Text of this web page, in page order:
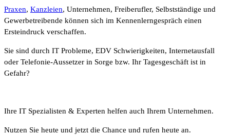
Praxen, Kanzleien, Unternehmen, Freiberufler, Selbstständige und
Gewerbetreibende können sich im Kennenlerngespräch einen
Ersteindruck verschaffen.
Sie sind durch IT Probleme, EDV Schwierigkeiten, Internetausfall
oder Telefonie-Aussetzer in Sorge bzw. Ihr Tagesgeschäft ist in
Gefahr?
Ihre IT Spezialisten & Experten helfen auch Ihrem Unternehmen.
Nutzen Sie heute und jetzt die Chance und rufen heute an.